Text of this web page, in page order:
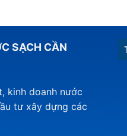
SẠCH CẦN
kinh doanh nước
tư xây dựng các